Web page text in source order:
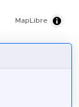
MapLibre